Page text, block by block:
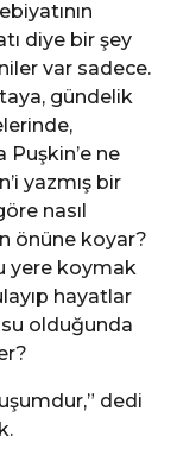
diye bir şey
var sadece.
gündelik
Puşkin’e ne
yazmış bir
nasıl
önüne koyar?
yere koymak
hayatlar
olduğunda
dedi